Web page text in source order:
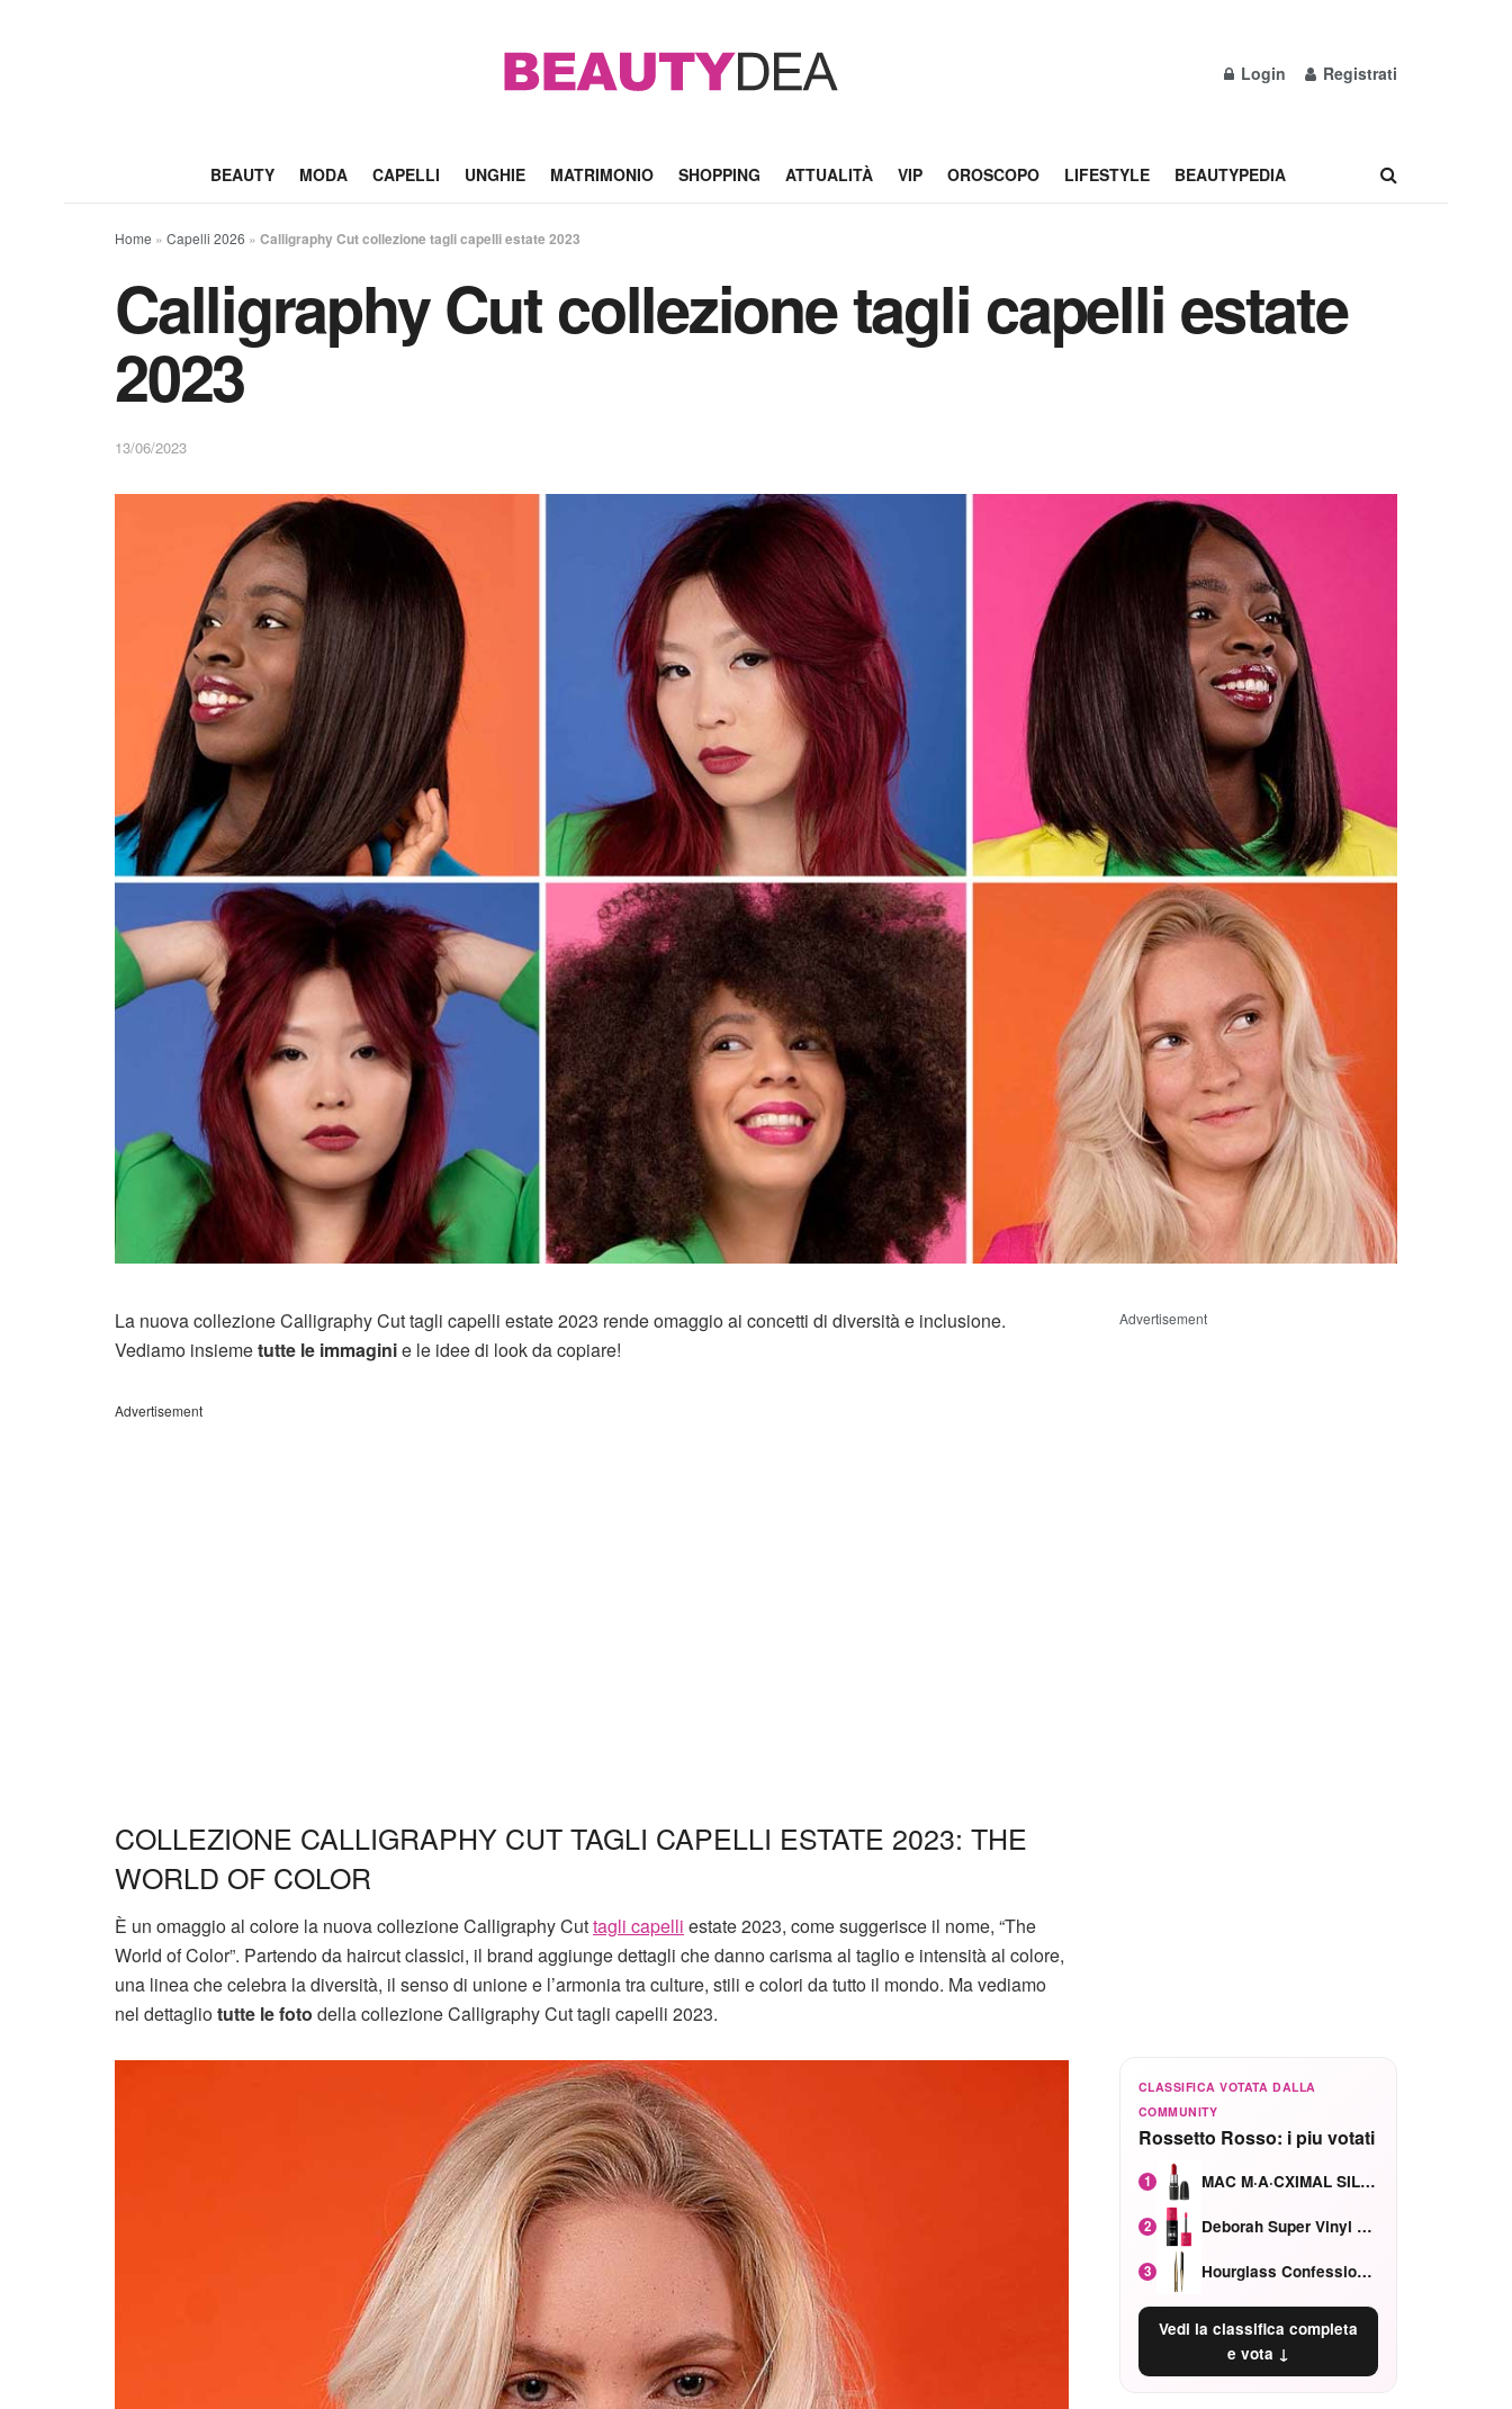
Login Registrati
BEAUTY MODA CAPELLI UNGHIE MATRIMONIO SHOPPING ATTUALITÀ VIP OROSCOPO LIFESTYLE BEAUTYPEDIA
Home » Capelli 2026 » Calligraphy Cut collezione tagli capelli estate 2023
Calligraphy Cut collezione tagli capelli estate
2023
13/06/2023
La nuova collezione Calligraphy Cut tagli capelli estate 2023 rende omaggio ai concetti di diversità e inclusione.
Vediamo insiemetutte le immaginie le idee di look da copiare!
Advertisement
COLLEZIONE CALLIGRAPHY CUT TAGLI CAPELLI ESTATE 2023: THE
WORLD OF COLOR
È un omaggio al colore la nuova collezione Calligraphy Cuttagli capelli estate 2023, come suggerisce il nome, “The
World of Color”. Partendo da haircut classici, il brand aggiunge dettagli che danno carisma al taglio e intensità al colore,
una linea che celebra la diversità, il senso di unione e l’armonia tra culture, stili e colori da tutto il mondo. Ma vediamo
nel dettagliotutte le foto della collezione Calligraphy Cut tagli capelli 2023.
Advertisement
CLASSIFICA VOTATA DALLA
COMMUNITY
Rossetto Rosso: i piu votati
1 MAC M·A·CXIMAL SILKY MATTE Red Rock mat
2 Deborah Super Vinyl Shake Rosa Ciliegia
3 Hourglass Confession Ricaricabile Ultra Preciso Ad Alta Intensità Secretly Classic Red
Vedi la classifica completa
e vota ↓